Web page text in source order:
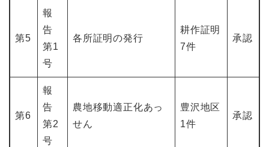
第5
報
告
第1
号
各所証明の発行
耕作証明
7件
承認
第6
報
告
第2
号
農地移動適正化あっ
せん
豊沢地区
1件
承認